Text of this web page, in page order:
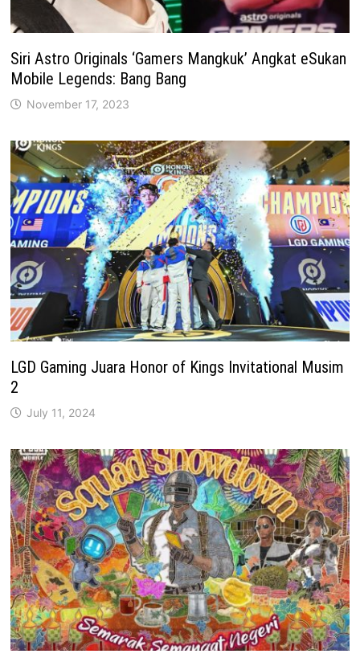
Siri Astro Originals ‘Gamers Mangkuk’ Angkat eSukan
Mobile Legends: Bang Bang
November 17, 2023
LGD Gaming Juara Honor of Kings Invitational Musim
2
July 11, 2024